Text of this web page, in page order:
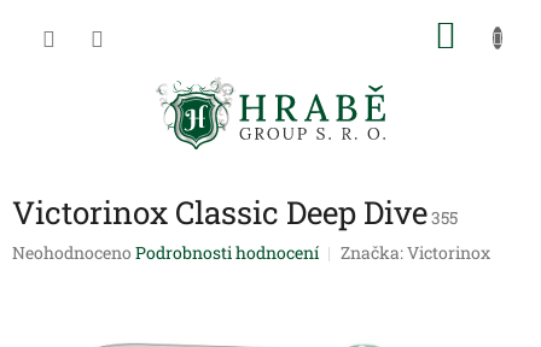
Victorinox Classic Deep Dive355
Průměrné
Neohodnoceno Podrobnosti hodnocení Značka:Victorinox